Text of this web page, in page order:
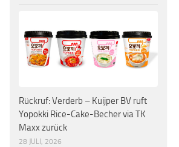
Rückruf: Verderb – Kuijper BV ruft
Yopokki Rice-Cake-Becher via TK
Maxx zurück
28 JULI, 2026